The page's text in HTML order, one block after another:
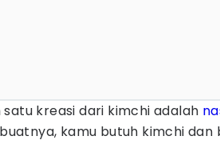
satu kreasi dari kimchi adalah
kamu butuh kimchi